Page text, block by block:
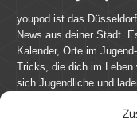
youpod ist das
News aus deiner Stadt.
Kalender, Orte im
Tricks, die dich im Leben
sich Jugendliche und